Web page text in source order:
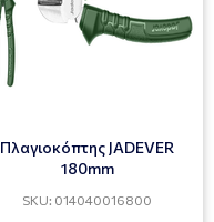
Πλαγιοκόπτης JADEVER
180mm
SKU: 014040016800